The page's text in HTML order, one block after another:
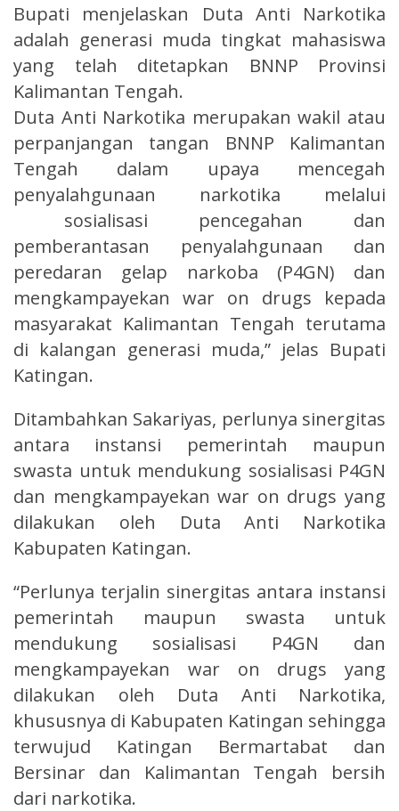
Bupati menjelaskan Duta Anti Narkotika
adalah generasi muda tingkat mahasiswa
yang telah ditetapkan BNNP Provinsi
Kalimantan Tengah.
Duta Anti Narkotika merupakan wakil atau
perpanjangan tangan BNNP Kalimantan
Tengah dalam upaya mencegah
penyalahgunaan narkotika melalui
sosialisasi pencegahan dan
pemberantasan penyalahgunaan dan
peredaran gelap narkoba (P4GN) dan
mengkampayekan war on drugs kepada
masyarakat Kalimantan Tengah terutama
di kalangan generasi muda,” jelas Bupati
Katingan.
Ditambahkan Sakariyas, perlunya sinergitas
antara instansi pemerintah maupun
swasta untuk mendukung sosialisasi P4GN
dan mengkampayekan war on drugs yang
dilakukan oleh Duta Anti Narkotika
Kabupaten Katingan.
“Perlunya terjalin sinergitas antara instansi
pemerintah maupun swasta untuk
mendukung sosialisasi P4GN dan
mengkampayekan war on drugs yang
dilakukan oleh Duta Anti Narkotika,
khususnya di Kabupaten Katingan sehingga
terwujud Katingan Bermartabat dan
Bersinar dan Kalimantan Tengah bersih
dari narkotika.